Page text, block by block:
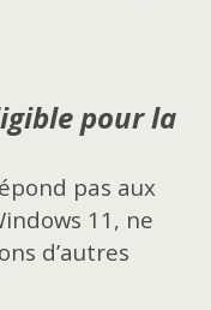
pour la
pas aux
11, ne
d’autres